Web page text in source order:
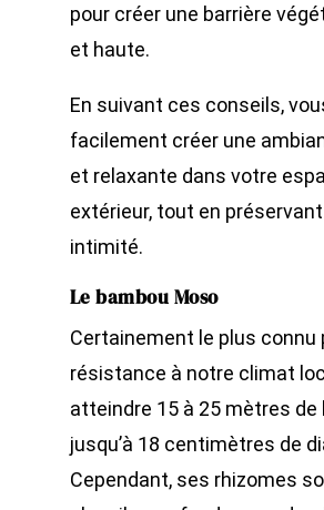
pour créer une barrière
et haute.
En suivant ces conseils,
facilement créer une
et relaxante dans votre
extérieur, tout en
intimité.
Le bambou Moso
Certainement le plus connu
résistance à notre climat
atteindre 15 à 25 mètres de
jusqu’à 18 centimètres de
Cependant, ses rhizomes